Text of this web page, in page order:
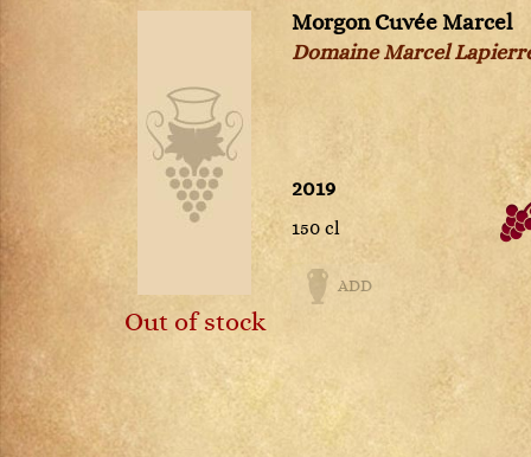
Out of stock
Morgon Cuvée Marcel
Domaine Marcel
2019
150 cl
ADD